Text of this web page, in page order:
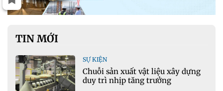
TIN MỚI
SỰ KIỆN
Chuỗi sản xuất vật liệu xây dựng
duy trì nhịp tăng trưởng